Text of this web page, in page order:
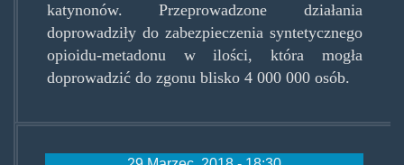
katynonów. Przeprowadzone działania
doprowadziły do zabezpieczenia syntetycznego
opioidu-metadonu w ilości, która mogła
doprowadzić do zgonu blisko 4 000 000 osób.